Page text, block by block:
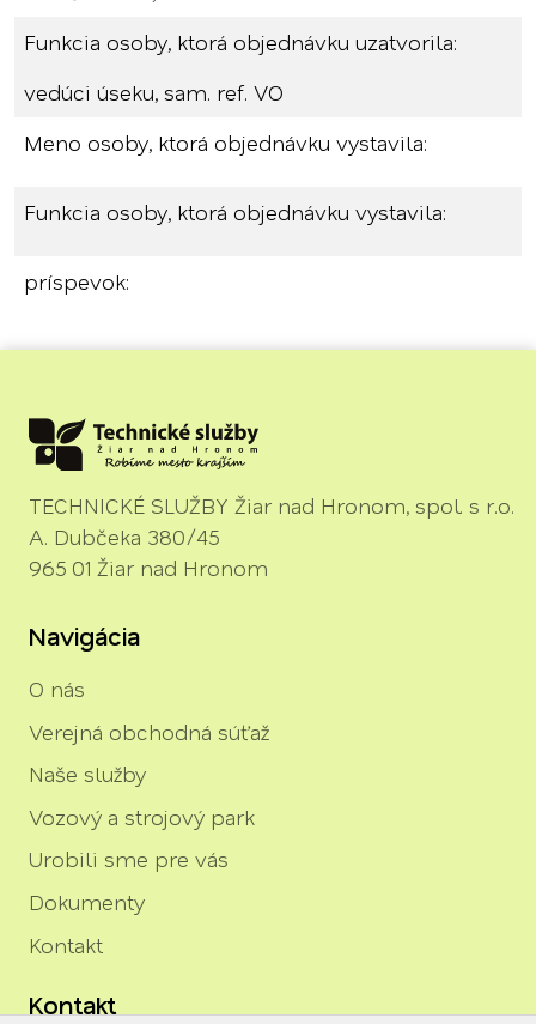
Funkcia osoby, ktorá objednávku uzatvorila:
vedúci úseku, sam. ref. VO
Meno osoby, ktorá objednávku vystavila:
Funkcia osoby, ktorá objednávku vystavila:
príspevok:
TECHNICKÉ SLUŽBY Žiar nad Hronom, spol. s r.o.
A. Dubčeka 380/45
965 01 Žiar nad Hronom
Navigácia
O nás
Verejná obchodná súťaž
Naše služby
Vozový a strojový park
Urobili sme pre vás
Dokumenty
Kontakt
Kontakt